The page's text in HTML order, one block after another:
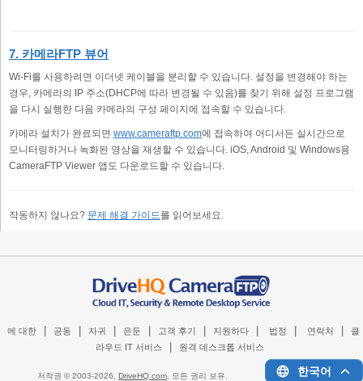
7. 카메라FTP 뷰어
Wi-Fi를 사용하려면 이더넷 케이블을 분리할 수 있습니다. 설정을 변경해야 하는
경우, 카메라의 IP 주소(DHCP에 따라 변경될 수 있음)를 찾기 위해 설정 프로그램
을 다시 실행한 다음 카메라의 구성 페이지에 접속할 수 있습니다.
카메라 설치가 완료되면 www.cameraftp.com에 접속하여 어디서든 실시간으로
모니터링하거나 녹화된 영상을 재생할 수 있습니다. iOS, Android 및 Windows용
CameraFTP Viewer 앱도 다운로드할 수 있습니다.
작동하지 않나요? 문제 해결 가이드를 읽어보세요.
에 대한 공동 자귀 은둔 고객 후기 지원하다 법정 연락처
클
라우드 IT 서비스
원격 데스크톱 서비스
저작권 © 2003-2026,DriveHQ.com, 모든 권리 보유. 한국어